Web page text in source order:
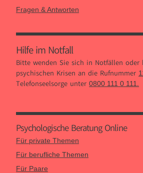
Fragen & Antworten
Hilfe im Notfall
Bitte wenden Sie sich in Notfällen oder
psychischen Krisen an die Rufnummer
Telefonseelsorge unter 0800 111 0 111 .
Psychologische Beratung Online
Für private Themen
Für berufliche Themen
Für Paare